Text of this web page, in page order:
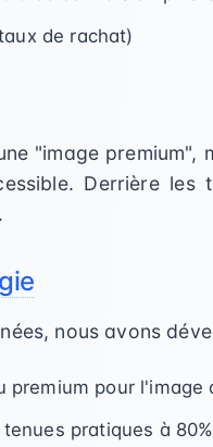
de rachat)
"image
Derrière
nous avons
premium pour l'image
pratiques à